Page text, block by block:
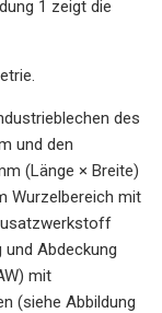
1 zeigt die
des
und den
(Länge × Breite)
Wurzelbereich mit
und Abdeckung
mit
(siehe Abbildung